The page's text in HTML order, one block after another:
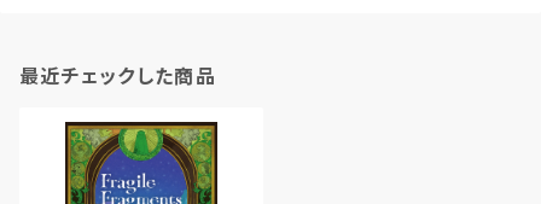
最近チェックした商品